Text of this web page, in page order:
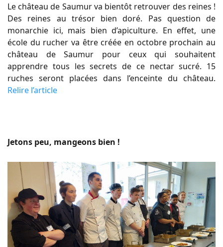
Le château de Saumur va bientôt retrouver des reines !
Des reines au trésor bien doré. Pas question de
monarchie ici, mais bien d’apiculture. En effet, une
école du rucher va être créée en octobre prochain au
château de Saumur pour ceux qui souhaitent
apprendre tous les secrets de ce nectar sucré. 15
ruches seront placées dans l’enceinte du château.
Relire l’article
Jetons peu, mangeons bien !